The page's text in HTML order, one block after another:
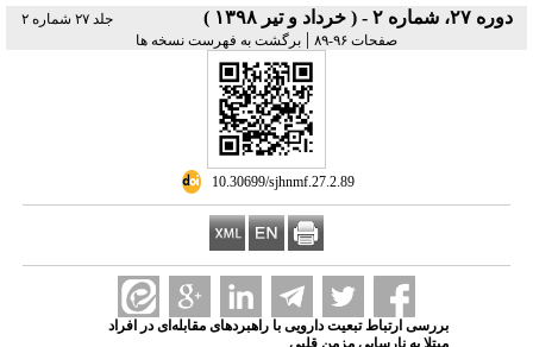
دوره ۲۷، شماره ۲ - ( خرداد و تیر ۱۳۹۸ )
جلد ۲۷ شماره ۲
صفحات ۹۶-۸۹
| برگشت به فهرست نسخه ها
‎ 10.30699/sjhnmf.27.2.89
بررسی ارتباط تبعیت دارویی با راهبردهای مقابله‌ای در افراد
مبتلا به نارسایی مزمن قلبی